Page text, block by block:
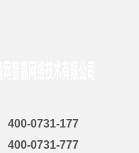
400-0731-177
400-0731-777